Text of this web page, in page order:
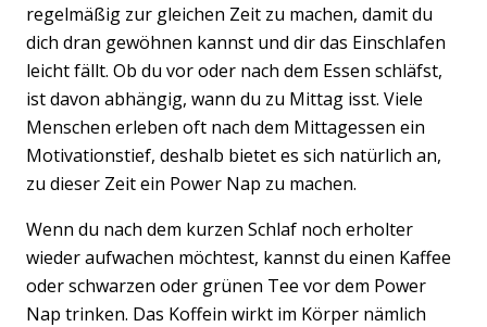
regelmäßig zur gleichen Zeit zu machen, damit du
dich dran gewöhnen kannst und dir das Einschlafen
leicht fällt. Ob du vor oder nach dem Essen schläfst,
ist davon abhängig, wann du zu Mittag isst. Viele
Menschen erleben oft nach dem Mittagessen ein
Motivationstief, deshalb bietet es sich natürlich an,
zu dieser Zeit ein Power Nap zu machen.
Wenn du nach dem kurzen Schlaf noch erholter
wieder aufwachen möchtest, kannst du einen Kaffee
oder schwarzen oder grünen Tee vor dem Power
Nap trinken. Das Koffein wirkt im Körper nämlich